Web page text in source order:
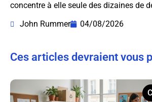
concentre à elle seule des dizaines de
John Rummer
04/08/2026
Ces articles devraient vous